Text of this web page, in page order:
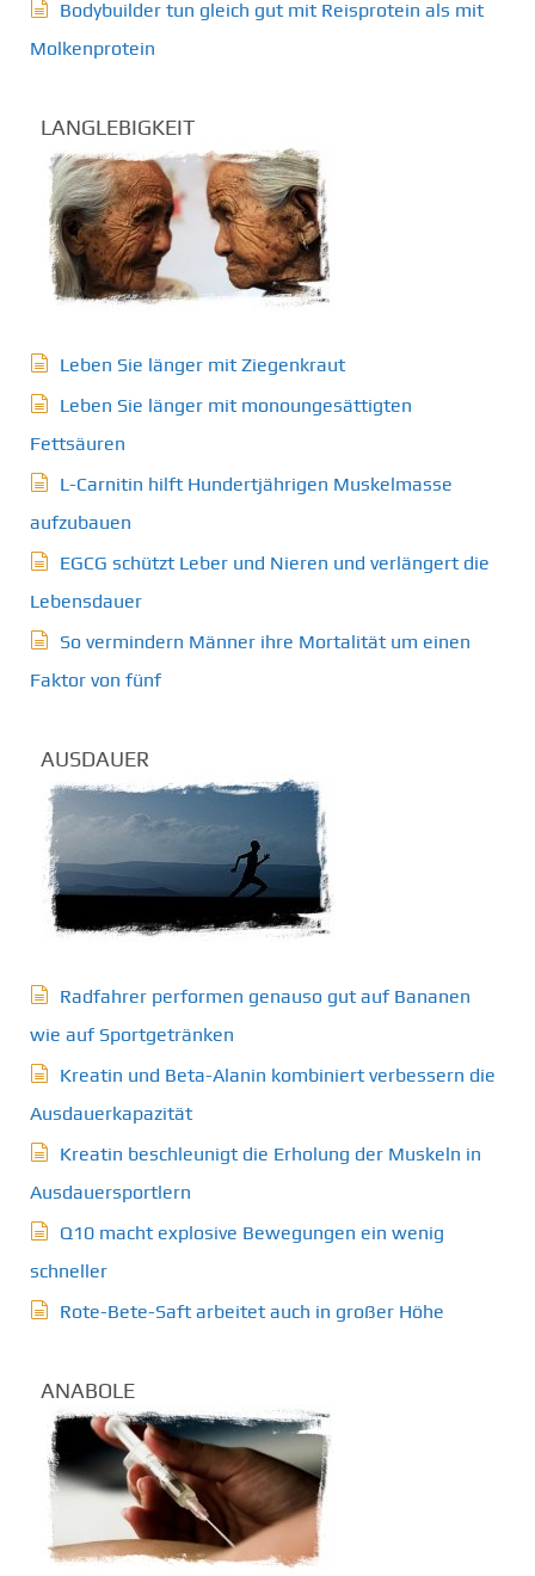
Bodybuilder tun gleich gut mit Reisprotein als mit
Molkenprotein
LANGLEBIGKEIT
Leben Sie länger mit Ziegenkraut
Leben Sie länger mit monoungesättigten
Fettsäuren
L-Carnitin hilft Hundertjährigen Muskelmasse
aufzubauen
EGCG schützt Leber und Nieren und verlängert die
Lebensdauer
So vermindern Männer ihre Mortalität um einen
Faktor von fünf
AUSDAUER
Radfahrer performen genauso gut auf Bananen
wie auf Sportgetränken
Kreatin und Beta-Alanin kombiniert verbessern die
Ausdauerkapazität
Kreatin beschleunigt die Erholung der Muskeln in
Ausdauersportlern
Q10 macht explosive Bewegungen ein wenig
schneller
Rote-Bete-Saft arbeitet auch in großer Höhe
ANABOLE